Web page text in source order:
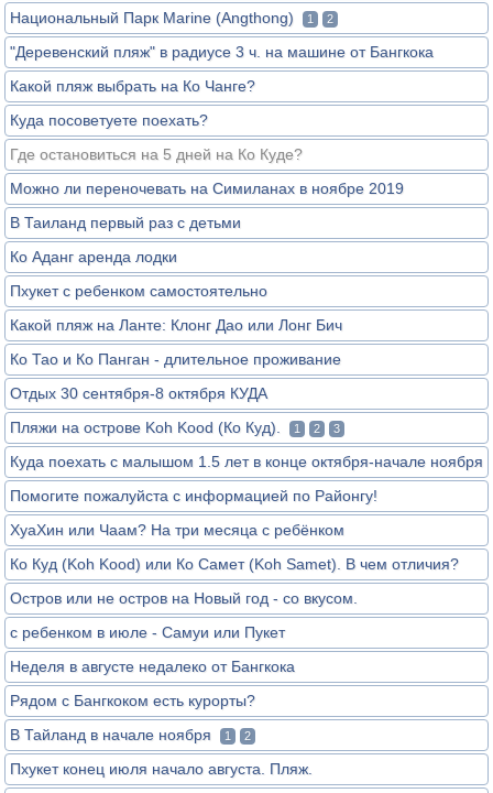
Национальный Парк Marine (Angthong)
1 2
"Деревенский пляж" в радиусе 3 ч. на машине от Бангкока
Какой пляж выбрать на Ко Чанге?
Куда посоветуете поехать?
Где остановиться на 5 дней на Ко Куде?
Можно ли переночевать на Симиланах в ноябре 2019
В Таиланд первый раз с детьми
Ко Аданг аренда лодки
Пхукет с ребенком самостоятельно
Какой пляж на Ланте: Клонг Дао или Лонг Бич
Ко Тао и Ко Панган - длительное проживание
Отдых 30 сентября-8 октября КУДА
Пляжи на острове Koh Kood (Ко Куд).
1 2 3
Куда поехать с малышом 1.5 лет в конце октября-начале ноября
Помогите пожалуйста с информацией по Районгу!
ХуаХин или Чаам? На три месяца с ребёнком
Ко Куд (Koh Kood) или Ко Самет (Koh Samet). В чем отличия?
Остров или не остров на Новый год - со вкусом.
с ребенком в июле - Самуи или Пукет
Неделя в августе недалеко от Бангкока
Рядом с Бангкоком есть курорты?
В Тайланд в начале ноября
1 2
Пхукет конец июля начало августа. Пляж.